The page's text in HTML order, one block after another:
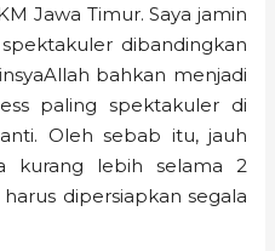
Jawa Timur. Saya jamin
dibandingkan
bahkan menjadi
paling spektakuler di
Oleh sebab itu, jauh
kurang lebih selama 2
dipersiapkan segala